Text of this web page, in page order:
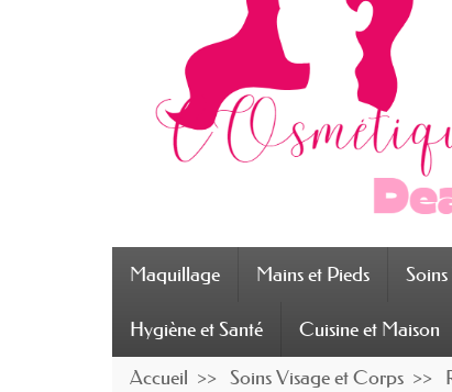
Maquillage Mains et Pieds
Hygiène et Santé Cuisine et Maison
Accueil Soins Visage et Corps